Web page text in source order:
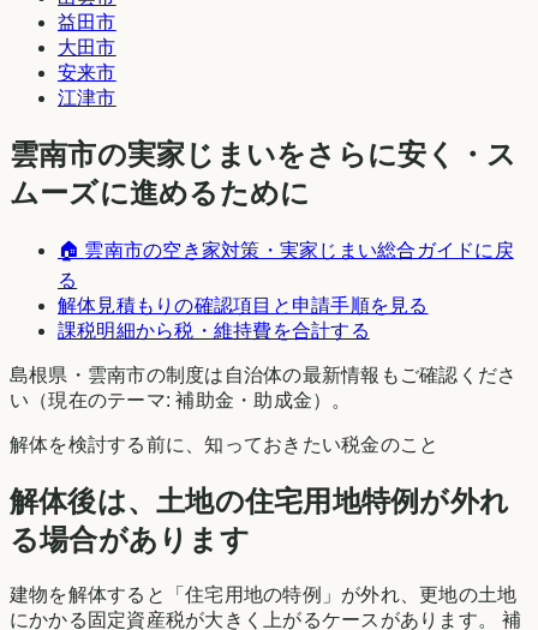
益田市
大田市
安来市
江津市
雲南市の実家じまいをさらに安く・ス
ムーズに進めるために
🏠 雲南市の空き家対策・実家じまい総合ガイドに戻
る
解体見積もりの確認項目と申請手順を見る
課税明細から税・維持費を合計する
島根県 ・ 雲南市の制度は自治体の最新情報もご確認くださ
い（現在のテーマ:補助金・助成金）。
解体を検討する前に、知っておきたい税金のこと
解体後は、土地の住宅用地特例が外れ
る場合があります
建物を解体すると「住宅用地の特例」が外れ、更地の土地
にかかる固定資産税が大きく上がるケースがあります。 補